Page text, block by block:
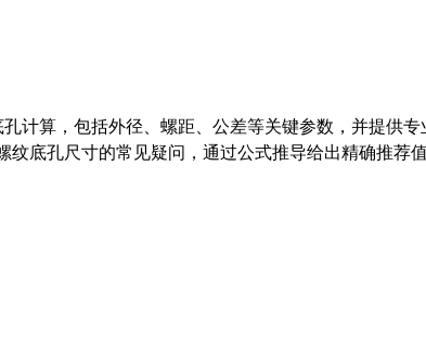
计算，包括外径、螺距、公差等关键参数，并提供专
纹底孔尺寸的常见疑问，通过公式推导给出精确推荐值